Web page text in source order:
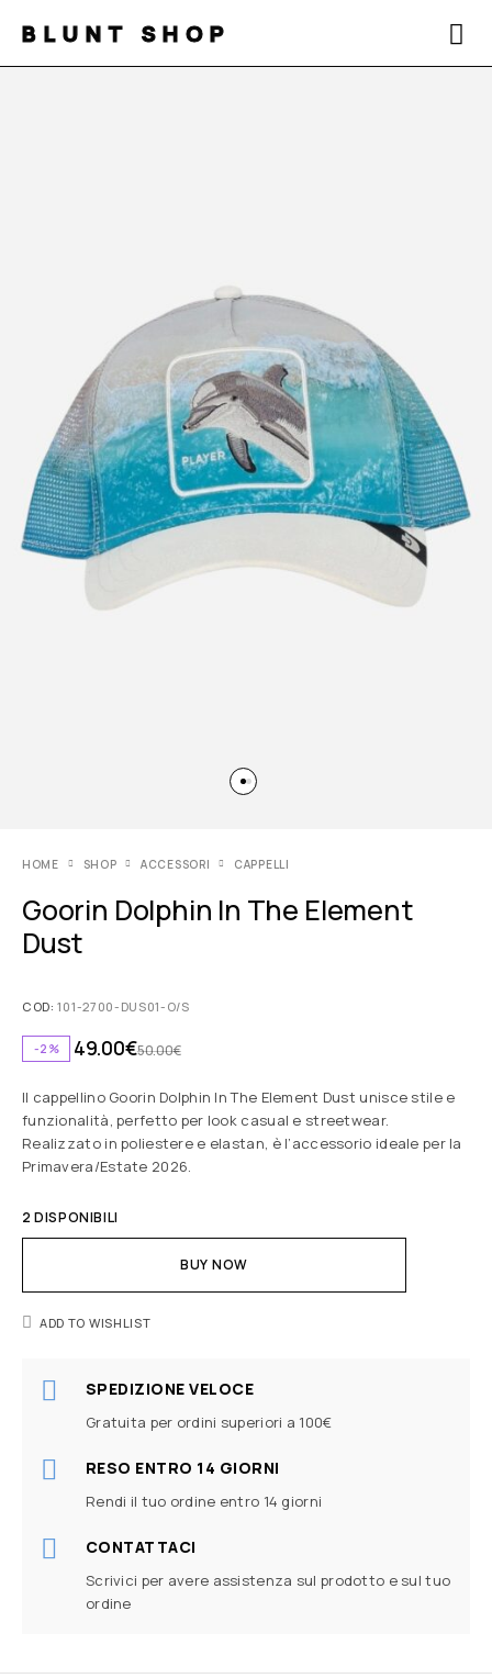
BLUNT SHOP
HOME SHOP ACCESSORI CAPPELLI
Goorin Dolphin In The Element
Dust
COD:101-2700-DUS01-O/S
-2% 50.00€
49.00€
Il cappellino Goorin Dolphin In The Element Dust unisce stile e
funzionalità, perfetto per look casual e streetwear.
Realizzato in poliestere e elastan, è l’accessorio ideale per la
Primavera/Estate 2026.
2 DISPONIBILI
BUY NOW
ADD TO WISHLIST
SPEDIZIONE VELOCE
Gratuita per ordini superiori a 100€
RESO ENTRO 14 GIORNI
Rendi il tuo ordine entro 14 giorni
CONTATTACI
Scrivici per avere assistenza sul prodotto e sul tuo
ordine